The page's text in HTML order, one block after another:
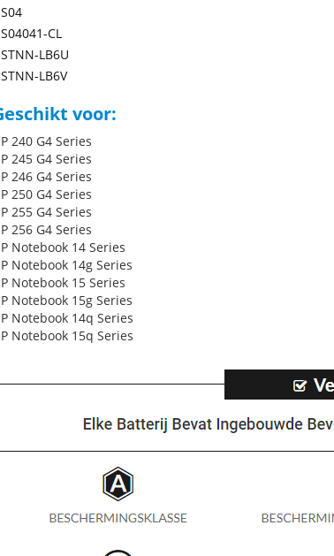
CL
LB6U
LB6V
voor:
240 G4 Series
245 G4 Series
246 G4 Series
250 G4 Series
255 G4 Series
256 G4 Series
Notebook 14 Series
Notebook 14g Series
Notebook 15 Series
Notebook 15g Series
Notebook 14q Series
Notebook 15q Series